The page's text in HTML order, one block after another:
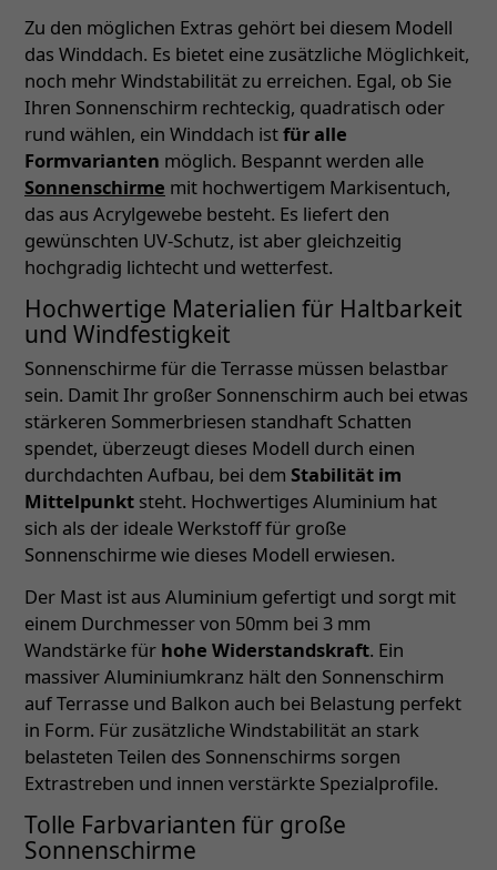
Zu den möglichen Extras gehört bei diesem Modell
das Winddach. Es bietet eine zusätzliche Möglichkeit,
noch mehr Windstabilität zu erreichen. Egal, ob Sie
Ihren Sonnenschirm rechteckig, quadratisch oder
rund wählen, ein Winddach istfür alle
Formvarianten möglich. Bespannt werden alle
Sonnenschirme mit hochwertigem Markisentuch,
das aus Acrylgewebe besteht. Es liefert den
gewünschten UV-Schutz, ist aber gleichzeitig
hochgradig lichtecht und wetterfest.
Hochwertige Materialien für Haltbarkeit
und Windfestigkeit
Sonnenschirme für die Terrasse müssen belastbar
sein. Damit Ihr großer Sonnenschirm auch bei etwas
stärkeren Sommerbriesen standhaft Schatten
spendet, überzeugt dieses Modell durch einen
durchdachten Aufbau, bei dem Stabilität im
Mittelpunkt steht. Hochwertiges Aluminium hat
sich als der ideale Werkstoff für große
Sonnenschirme wie dieses Modell erwiesen.
Der Mast ist aus Aluminium gefertigt und sorgt mit
einem Durchmesser von 50mm bei 3 mm
Wandstärke für hohe Widerstandskraft. Ein
massiver Aluminiumkranz hält den Sonnenschirm
auf Terrasse und Balkon auch bei Belastung perfekt
in Form. Für zusätzliche Windstabilität an stark
belasteten Teilen des Sonnenschirms sorgen
Extrastreben und innen verstärkte Spezialprofile.
Tolle Farbvarianten für große
Sonnenschirme